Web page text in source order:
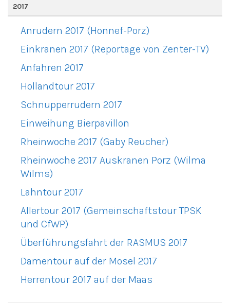
2017
Anrudern 2017 (Honnef-Porz)
Einkranen 2017 (Reportage von Zenter-TV)
Anfahren 2017
Hollandtour 2017
Schnupperrudern 2017
Einweihung Bierpavillon
Rheinwoche 2017 (Gaby Reucher)
Rheinwoche 2017 Auskranen Porz (Wilma
Wilms)
Lahntour 2017
Allertour 2017 (Gemeinschaftstour TPSK
und CfWP)
Überführungsfahrt der RASMUS 2017
Damentour auf der Mosel 2017
Herrentour 2017 auf der Maas